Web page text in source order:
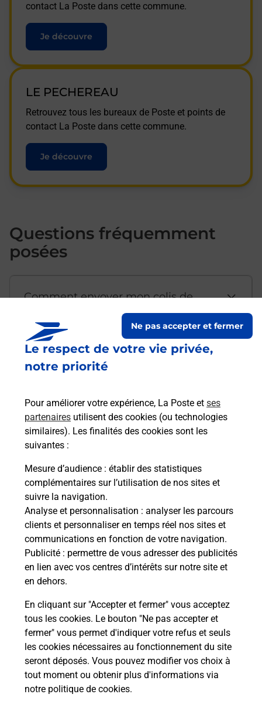
Le respect de votre vie privée,
notre priorité
Pour améliorer votre expérience, La Poste et ses
partenaires utilisent des cookies (ou technologies
similaires). Les finalités des cookies sont les
suivantes :
Mesure d’audience : établir des statistiques
complémentaires sur l’utilisation de nos sites et
suivre la navigation.
Analyse et personnalisation : analyser les parcours
clients et personnaliser en temps réel nos sites et
communications en fonction de votre navigation.
Publicité : permettre de vous adresser des publicités
en lien avec vos centres d’intérêts sur notre site et
en dehors.
En cliquant sur "Accepter et fermer" vous acceptez
tous les cookies. Le bouton "Ne pas accepter et
fermer" vous permet d'indiquer votre refus et seuls
les cookies nécessaires au fonctionnement du site
seront déposés. Vous pouvez modifier vos choix à
tout moment ou obtenir plus d'informations via
notre politique de cookies.
Ne pas accepter et fermer
contact La Poste dans cette commune.
Je découvre
LE PECHEREAU
Retrouvez tous les bureaux de Poste et points de
contact La Poste dans cette commune.
Je découvre
Questions fréquemment
posées
Comment envoyer mon colis de
Est-il possible d’acheter un
emballage directement depuis un
Comment demander une
modification de livraison ?
Comment La Poste participe-t-elle
à votre sécurité au quotidien ?
Puis-je passer mon code de la route
avec La Poste et sous quelles
conditions ?
Localiser Liste Indre CUZION